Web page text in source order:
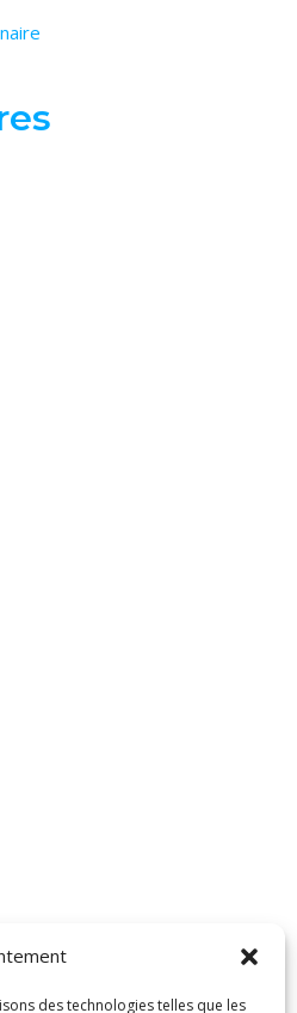
des technologies telles que les